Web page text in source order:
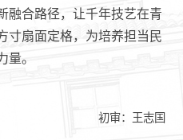
融合路径，让千年技艺在青
寸扇面定格，为培养担当民
量。
初审：王志国